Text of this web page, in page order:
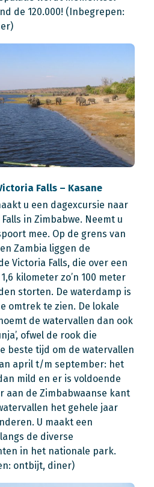
de 120.000! (Inbegrepen:
Falls – Kasane
u een dagexcursie naar
in Zimbabwe. Neemt u
mee. Op de grens van
Zambia liggen de
Victoria Falls, die over een
kilometer zo’n 100 meter
storten. De waterdamp is
omtrek te zien. De lokale
de watervallen dan ook
ofwel de rook die
beste tijd om de watervallen
april t/m september: het
mild en er is voldoende
aan de Zimbabwaanse kant
het gehele jaar
U maakt een
de diverse
in het nationale park.
ontbijt, diner)